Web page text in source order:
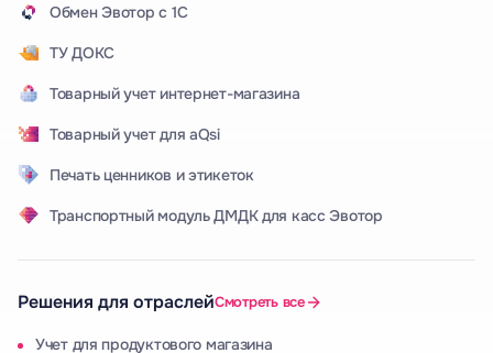
Обмен Эвотор с 1С
ТУ ДОКС
Товарный учет интернет-магазина
Товарный учет для aQsi
Печать ценников и этикеток
Транспортный модуль ДМДК для касс Эвотор
Решения для отраслейСмотреть все
Учет для продуктового магазина